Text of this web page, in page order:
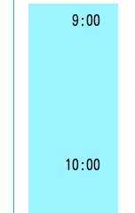
9:00
10:00